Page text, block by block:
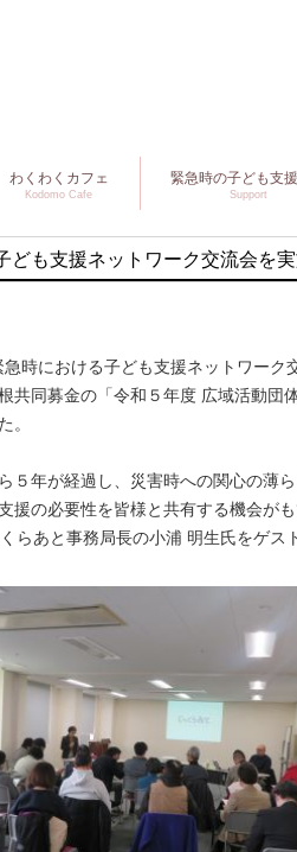
わくわくカフェ
Kodomo Cafe
緊急時の子ども支
Support
ども支援ネットワーク交流会を
時における子ども支援ネットワーク
共同募金の「令和５年度 広域活動団
。
５年が経過し、災害時への関心の薄ら
援の必要性を皆様と共有する機会がも
らあと事務局長の小浦 明生氏をゲス